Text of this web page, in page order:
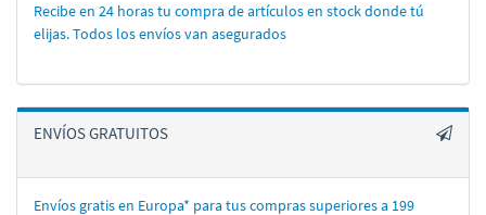
Recibe en 24 horas tu compra de artí­culos en stock donde tú
elijas. Todos los enví­os van asegurados
ENVÍOS GRATUITOS
Envíos gratis en Europa* para tus compras superiores a 199